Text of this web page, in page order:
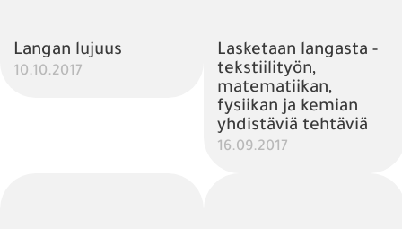
Langan lujuus
10.10.2017
Lasketaan langasta -
tekstiilityön,
matematiikan,
fysiikan ja kemian
yhdistäviä tehtäviä
16.09.2017